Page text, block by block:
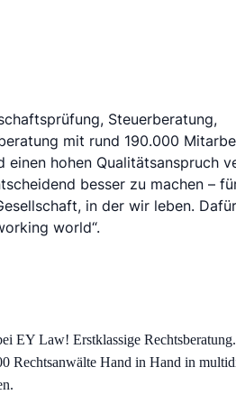
Steuerberatung,
mit rund 190.000
hohen Qualitätsanspruch
besser zu machen –
in der wir leben.
world“.
EY Law! Erstklassige
Rechtsanwälte Hand in Hand in